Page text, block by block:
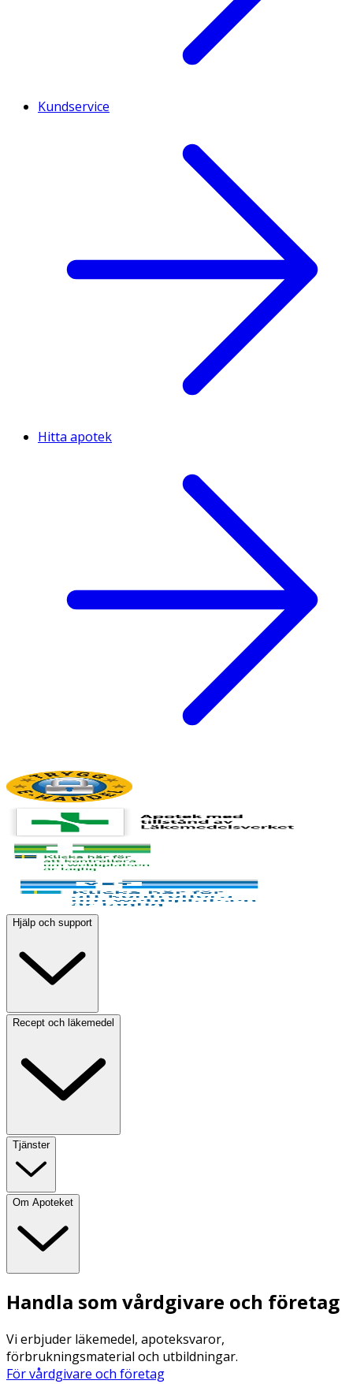
Kundservice
Hitta apotek
Hjälp och support
Recept och läkemedel
Tjänster
Om Apoteket
Handla som vårdgivare och företag
Vi erbjuder läkemedel, apoteksvaror,
förbrukningsmaterial och utbildningar.
För vårdgivare och företag